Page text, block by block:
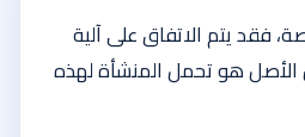
فقد يتم الاتفاق على آلية
الأصل هو تحمل المنشأة لهذه